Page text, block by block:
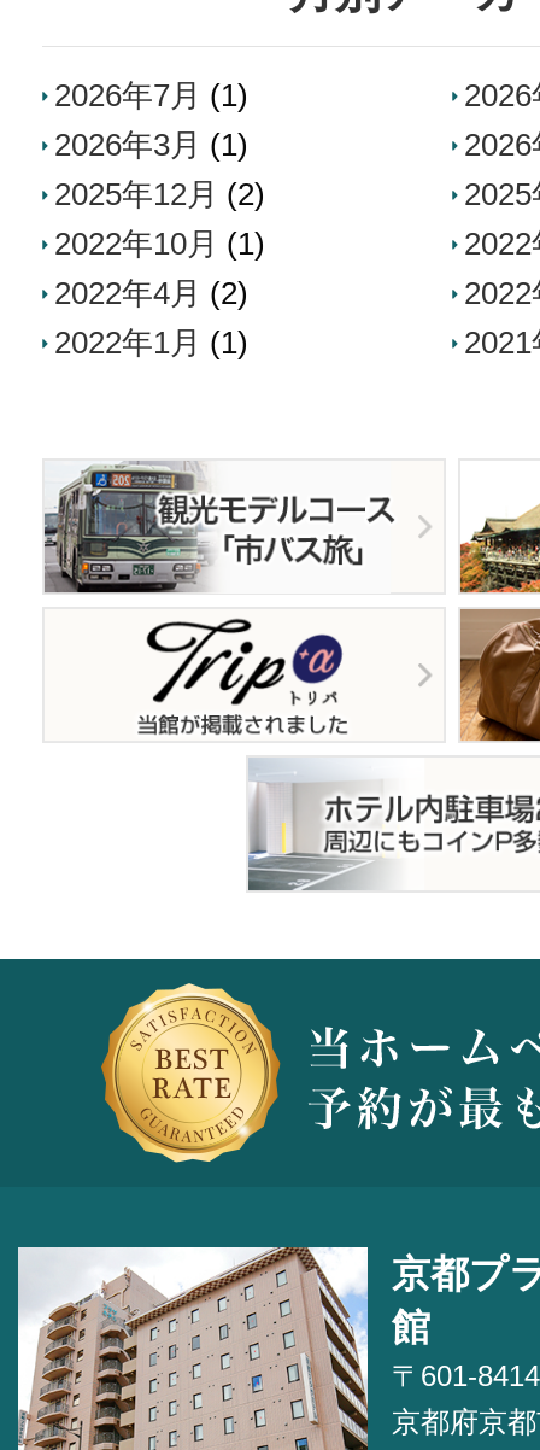
2026年7月 (1)
2026年3月 (1)
2025年12月 (2)
2022年10月 (1)
2022年4月 (2)
2022年1月 (1)
京都プ
館
〒601-8414
京都府京